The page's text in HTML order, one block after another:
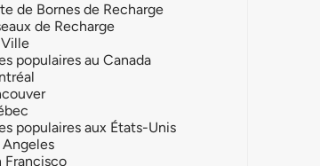
de Bornes de Recharge
de Recharge
Ville
populaires au Canada
populaires aux États-Unis
Angeles
Francisco